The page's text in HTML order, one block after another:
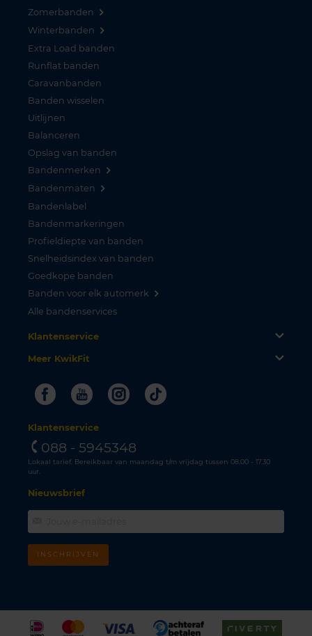
Zomerbanden
Winterbanden
Extra Load banden
Runflat banden
Caravanbanden
Banden wisselen
Uitlijnen
Balanceren
Opslag van banden
Bandenmerken
Bandenmaten
Bandenlabel
Bandenmarkeringen
Profieldiepte van banden
Snelheidsindex van banden
Goedkope banden
Banden voor elk automerk
Alle bandenservices
Klantenservice
Meer KwikFit
FacebookYoutubeInstagram
Tiktok
Klantenservice
088 - 5945348
Lokaal tarief. Bereikbaar van maandag t/m vrijdag tussen 08.00 - 17.30
uur.
Nieuwsbrief
INSCHRIJVEN